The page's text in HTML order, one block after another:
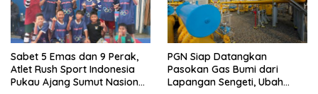
Sabet 5 Emas dan 9 Perak,
Atlet Rush Sport Indonesia
Pukau Ajang Sumut Nasional
PGN Siap Datangkan
Pasokan Gas Bumi dari
Lapangan Sengeti, Ubah